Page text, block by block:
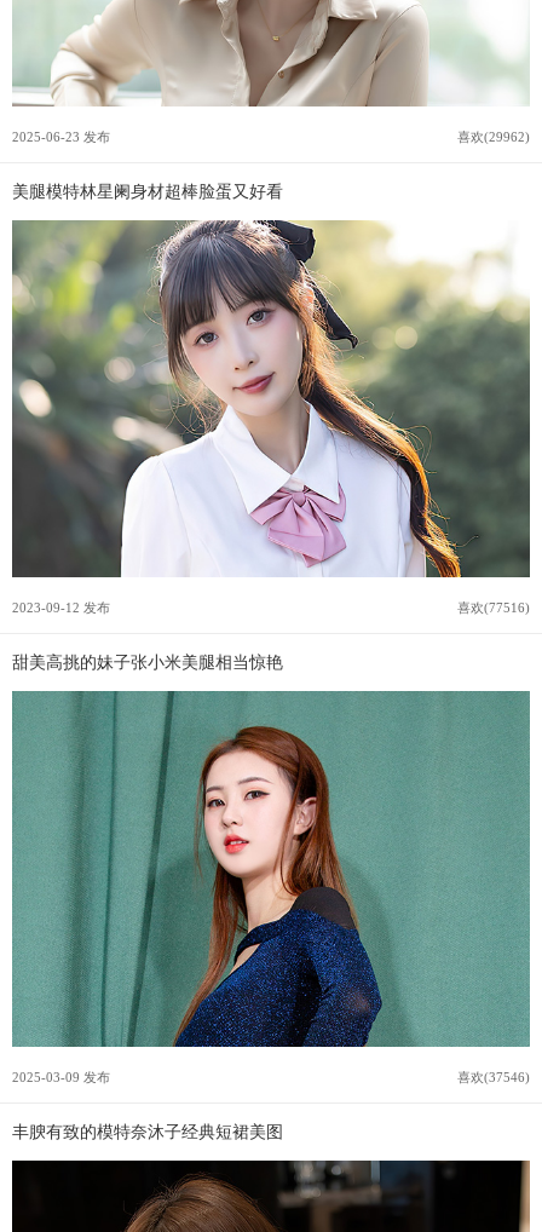
2025-06-23 发布 喜欢(29962)
美腿模特林星阑身材超棒脸蛋又好看
2023-09-12 发布 喜欢(77516)
甜美高挑的妹子张小米美腿相当惊艳
2025-03-09 发布 喜欢(37546)
丰腴有致的模特奈沐子经典短裙美图